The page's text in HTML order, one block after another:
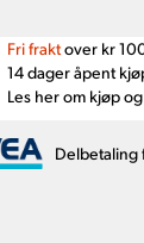
Fri fraktover kr
14 dager åpent
Les her om kjøp og
Delbetaling